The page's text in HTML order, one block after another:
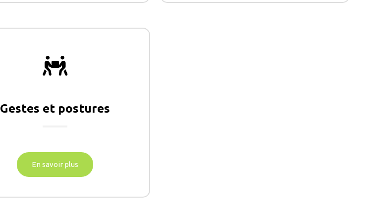
Gestes et postures
En savoir plus